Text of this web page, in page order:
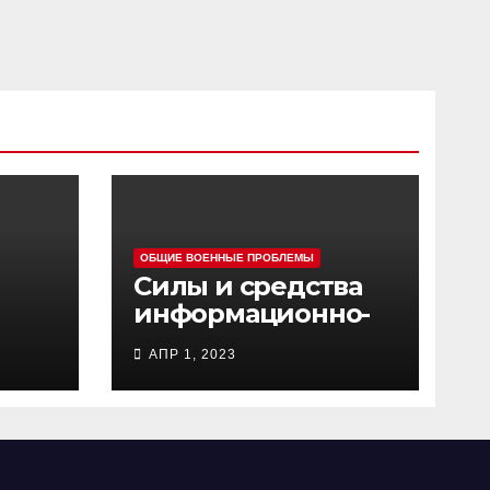
ОБЩИЕ ВОЕННЫЕ ПРОБЛЕМЫ
Силы и средства
информационно-
операций
вооруженных сил
АПР 1, 2023